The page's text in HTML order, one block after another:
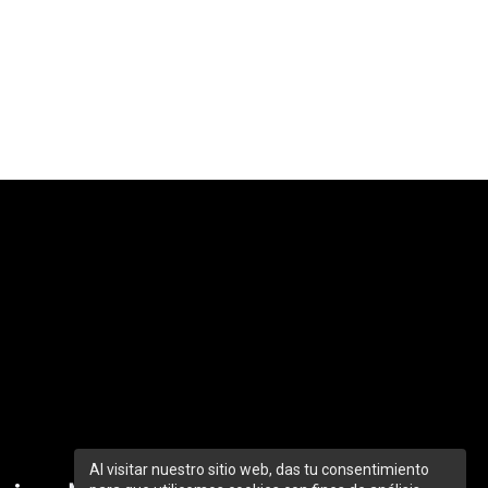
Al visitar nuestro sitio web, das tu consentimiento